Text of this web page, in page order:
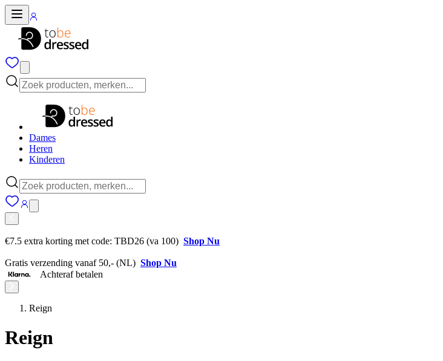
Dames
Heren
Kinderen
€7.5 extra korting met code: TBD26 (va 100) Shop Nu
Gratis verzending vanaf 50,- (NL) Shop Nu
Achteraf betalen
Reign
Reign